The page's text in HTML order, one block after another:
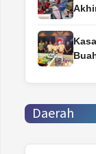
Daerah